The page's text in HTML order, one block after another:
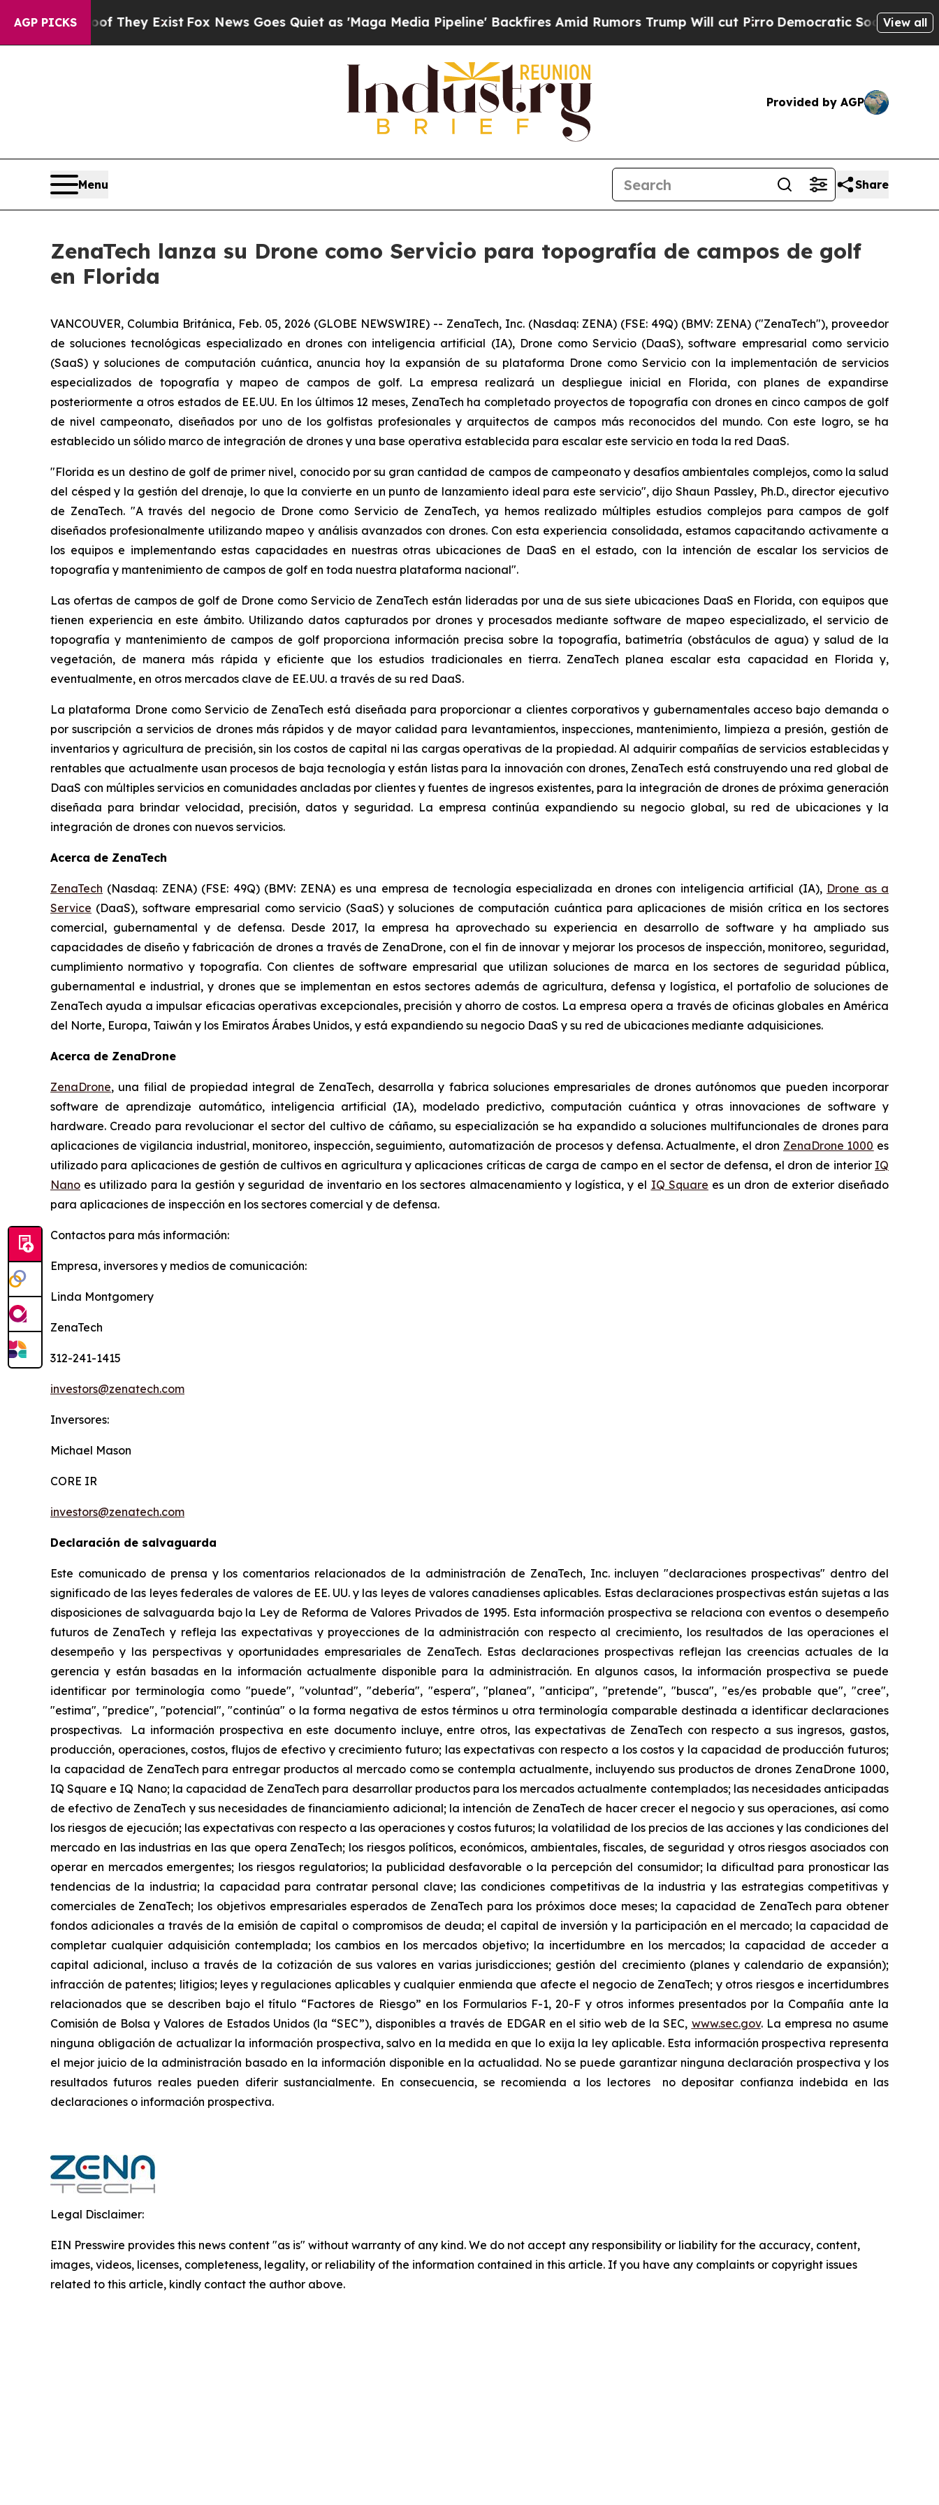
AGP PICKS
Proof They Exist Fox News Goes Quiet as 'Maga Media Pipeline' Backfires Amid Rumors Trump Will cut Pirro Democratic Socialists of America
View all
Provided by AGP
Menu Share
ZenaTech lanza su Drone como Servicio para topografía de campos de golf
en Florida
VANCOUVER, Columbia Británica, Feb. 05, 2026 (GLOBE NEWSWIRE) -- ZenaTech, Inc. (Nasdaq: ZENA) (FSE: 49Q) (BMV: ZENA) ("ZenaTech"), proveedor
de soluciones tecnológicas especializado en drones con inteligencia artificial (IA), Drone como Servicio (DaaS), software empresarial como servicio
(SaaS) y soluciones de computación cuántica, anuncia hoy la expansión de su plataforma Drone como Servicio con la implementación de servicios
especializados de topografía y mapeo de campos de golf. La empresa realizará un despliegue inicial en Florida, con planes de expandirse
posteriormente a otros estados de EE. UU. En los últimos 12 meses, ZenaTech ha completado proyectos de topografía con drones en cinco campos de golf
de nivel campeonato, diseñados por uno de los golfistas profesionales y arquitectos de campos más reconocidos del mundo. Con este logro, se ha
establecido un sólido marco de integración de drones y una base operativa establecida para escalar este servicio en toda la red DaaS.
"Florida es un destino de golf de primer nivel, conocido por su gran cantidad de campos de campeonato y desafíos ambientales complejos, como la salud
del césped y la gestión del drenaje, lo que la convierte en un punto de lanzamiento ideal para este servicio", dijo Shaun Passley, Ph.D., director ejecutivo
de ZenaTech. "A través del negocio de Drone como Servicio de ZenaTech, ya hemos realizado múltiples estudios complejos para campos de golf
diseñados profesionalmente utilizando mapeo y análisis avanzados con drones. Con esta experiencia consolidada, estamos capacitando activamente a
los equipos e implementando estas capacidades en nuestras otras ubicaciones de DaaS en el estado, con la intención de escalar los servicios de
topografía y mantenimiento de campos de golf en toda nuestra plataforma nacional".
Las ofertas de campos de golf de Drone como Servicio de ZenaTech están lideradas por una de sus siete ubicaciones DaaS en Florida, con equipos que
tienen experiencia en este ámbito. Utilizando datos capturados por drones y procesados mediante software de mapeo especializado, el servicio de
topografía y mantenimiento de campos de golf proporciona información precisa sobre la topografía, batimetría (obstáculos de agua) y salud de la
vegetación, de manera más rápida y eficiente que los estudios tradicionales en tierra. ZenaTech planea escalar esta capacidad en Florida y,
eventualmente, en otros mercados clave de EE. UU. a través de su red DaaS.
La plataforma Drone como Servicio de ZenaTech está diseñada para proporcionar a clientes corporativos y gubernamentales acceso bajo demanda o
por suscripción a servicios de drones más rápidos y de mayor calidad para levantamientos, inspecciones, mantenimiento, limpieza a presión, gestión de
inventarios y agricultura de precisión, sin los costos de capital ni las cargas operativas de la propiedad. Al adquirir compañías de servicios establecidas y
rentables que actualmente usan procesos de baja tecnología y están listas para la innovación con drones, ZenaTech está construyendo una red global de
DaaS con múltiples servicios en comunidades ancladas por clientes y fuentes de ingresos existentes, para la integración de drones de próxima generación
diseñada para brindar velocidad, precisión, datos y seguridad. La empresa continúa expandiendo su negocio global, su red de ubicaciones y la
integración de drones con nuevos servicios.
Acerca de ZenaTech
ZenaTech (Nasdaq: ZENA) (FSE: 49Q) (BMV: ZENA) es una empresa de tecnología especializada en drones con inteligencia artificial (IA), Drone as a
Service (DaaS), software empresarial como servicio (SaaS) y soluciones de computación cuántica para aplicaciones de misión crítica en los sectores
comercial, gubernamental y de defensa. Desde 2017, la empresa ha aprovechado su experiencia en desarrollo de software y ha ampliado sus
capacidades de diseño y fabricación de drones a través de ZenaDrone, con el fin de innovar y mejorar los procesos de inspección, monitoreo, seguridad,
cumplimiento normativo y topografía. Con clientes de software empresarial que utilizan soluciones de marca en los sectores de seguridad pública,
gubernamental e industrial, y drones que se implementan en estos sectores además de agricultura, defensa y logística, el portafolio de soluciones de
ZenaTech ayuda a impulsar eficacias operativas excepcionales, precisión y ahorro de costos. La empresa opera a través de oficinas globales en América
del Norte, Europa, Taiwán y los Emiratos Árabes Unidos, y está expandiendo su negocio DaaS y su red de ubicaciones mediante adquisiciones.
Acerca de ZenaDrone
ZenaDrone, una filial de propiedad integral de ZenaTech, desarrolla y fabrica soluciones empresariales de drones autónomos que pueden incorporar
software de aprendizaje automático, inteligencia artificial (IA), modelado predictivo, computación cuántica y otras innovaciones de software y
hardware. Creado para revolucionar el sector del cultivo de cáñamo, su especialización se ha expandido a soluciones multifuncionales de drones para
aplicaciones de vigilancia industrial, monitoreo, inspección, seguimiento, automatización de procesos y defensa. Actualmente, el dron ZenaDrone 1000 es
utilizado para aplicaciones de gestión de cultivos en agricultura y aplicaciones críticas de carga de campo en el sector de defensa, el dron de interior IQ
Nano es utilizado para la gestión y seguridad de inventario en los sectores almacenamiento y logística, y el IQ Square es un dron de exterior diseñado
para aplicaciones de inspección en los sectores comercial y de defensa.
Contactos para más información:
Empresa, inversores y medios de comunicación:
Linda Montgomery
ZenaTech
312-241-1415
investors@zenatech.com
Inversores:
Michael Mason
CORE IR
investors@zenatech.com
Declaración de salvaguarda
Este comunicado de prensa y los comentarios relacionados de la administración de ZenaTech, Inc. incluyen "declaraciones prospectivas" dentro del
significado de las leyes federales de valores de EE. UU. y las leyes de valores canadienses aplicables. Estas declaraciones prospectivas están sujetas a las
disposiciones de salvaguarda bajo la Ley de Reforma de Valores Privados de 1995. Esta información prospectiva se relaciona con eventos o desempeño
futuros de ZenaTech y refleja las expectativas y proyecciones de la administración con respecto al crecimiento, los resultados de las operaciones el
desempeño y las perspectivas y oportunidades empresariales de ZenaTech. Estas declaraciones prospectivas reflejan las creencias actuales de la
gerencia y están basadas en la información actualmente disponible para la administración. En algunos casos, la información prospectiva se puede
identificar por terminología como "puede", "voluntad", "debería", "espera", "planea", "anticipa", "pretende", "busca", "es/es probable que", "cree",
"estima", "predice", "potencial", "continúa" o la forma negativa de estos términos u otra terminología comparable destinada a identificar declaraciones
prospectivas. La información prospectiva en este documento incluye, entre otros, las expectativas de ZenaTech con respecto a sus ingresos, gastos,
producción, operaciones, costos, flujos de efectivo y crecimiento futuro; las expectativas con respecto a los costos y la capacidad de producción futuros;
la capacidad de ZenaTech para entregar productos al mercado como se contempla actualmente, incluyendo sus productos de drones ZenaDrone 1000,
IQ Square e IQ Nano; la capacidad de ZenaTech para desarrollar productos para los mercados actualmente contemplados; las necesidades anticipadas
de efectivo de ZenaTech y sus necesidades de financiamiento adicional; la intención de ZenaTech de hacer crecer el negocio y sus operaciones, así como
los riesgos de ejecución; las expectativas con respecto a las operaciones y costos futuros; la volatilidad de los precios de las acciones y las condiciones del
mercado en las industrias en las que opera ZenaTech; los riesgos políticos, económicos, ambientales, fiscales, de seguridad y otros riesgos asociados con
operar en mercados emergentes; los riesgos regulatorios; la publicidad desfavorable o la percepción del consumidor; la dificultad para pronosticar las
tendencias de la industria; la capacidad para contratar personal clave; las condiciones competitivas de la industria y las estrategias competitivas y
comerciales de ZenaTech; los objetivos empresariales esperados de ZenaTech para los próximos doce meses; la capacidad de ZenaTech para obtener
fondos adicionales a través de la emisión de capital o compromisos de deuda; el capital de inversión y la participación en el mercado; la capacidad de
completar cualquier adquisición contemplada; los cambios en los mercados objetivo; la incertidumbre en los mercados; la capacidad de acceder a
capital adicional, incluso a través de la cotización de sus valores en varias jurisdicciones; gestión del crecimiento (planes y calendario de expansión);
infracción de patentes; litigios; leyes y regulaciones aplicables y cualquier enmienda que afecte el negocio de ZenaTech; y otros riesgos e incertidumbres
relacionados que se describen bajo el título “Factores de Riesgo” en los Formularios F-1, 20-F y otros informes presentados por la Compañía ante la
Comisión de Bolsa y Valores de Estados Unidos (la “SEC”), disponibles a través de EDGAR en el sitio web de la SEC, www.sec.gov. La empresa no asume
ninguna obligación de actualizar la información prospectiva, salvo en la medida en que lo exija la ley aplicable. Esta información prospectiva representa
el mejor juicio de la administración basado en la información disponible en la actualidad. No se puede garantizar ninguna declaración prospectiva y los
resultados futuros reales pueden diferir sustancialmente. ‎‎‎En consecuencia, se recomienda a los lectores ‎ no depositar confianza indebida en las
declaraciones o información prospectiva.
Legal Disclaimer:
EIN Presswire provides this news content "as is" without warranty of any kind. We do not accept any responsibility or liability for the accuracy, content,
images, videos, licenses, completeness, legality, or reliability of the information contained in this article. If you have any complaints or copyright issues
related to this article, kindly contact the author above.